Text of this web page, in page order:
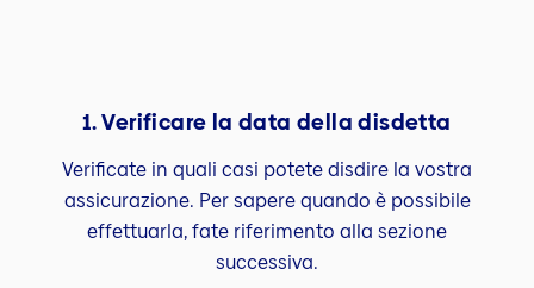
1. Verificare la data della disdetta
Verificate in quali casi potete disdire la vostra
assicurazione. Per sapere quando è possibile
effettuarla, fate riferimento alla sezione
successiva.